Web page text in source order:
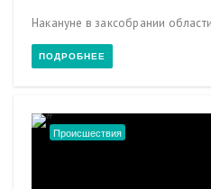
Накануне в заксобрании
ПОДРОБНЕЕ
Происшествия